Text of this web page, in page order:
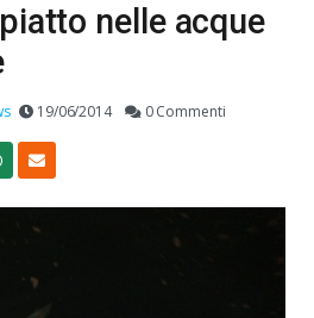
nelle acque
19/06/2014 0 Commenti